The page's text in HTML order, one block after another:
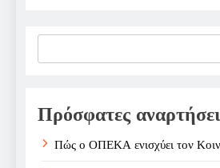
Πρόσφατες
Πώς ο ΟΠΕΚΑ ενισχύει τον